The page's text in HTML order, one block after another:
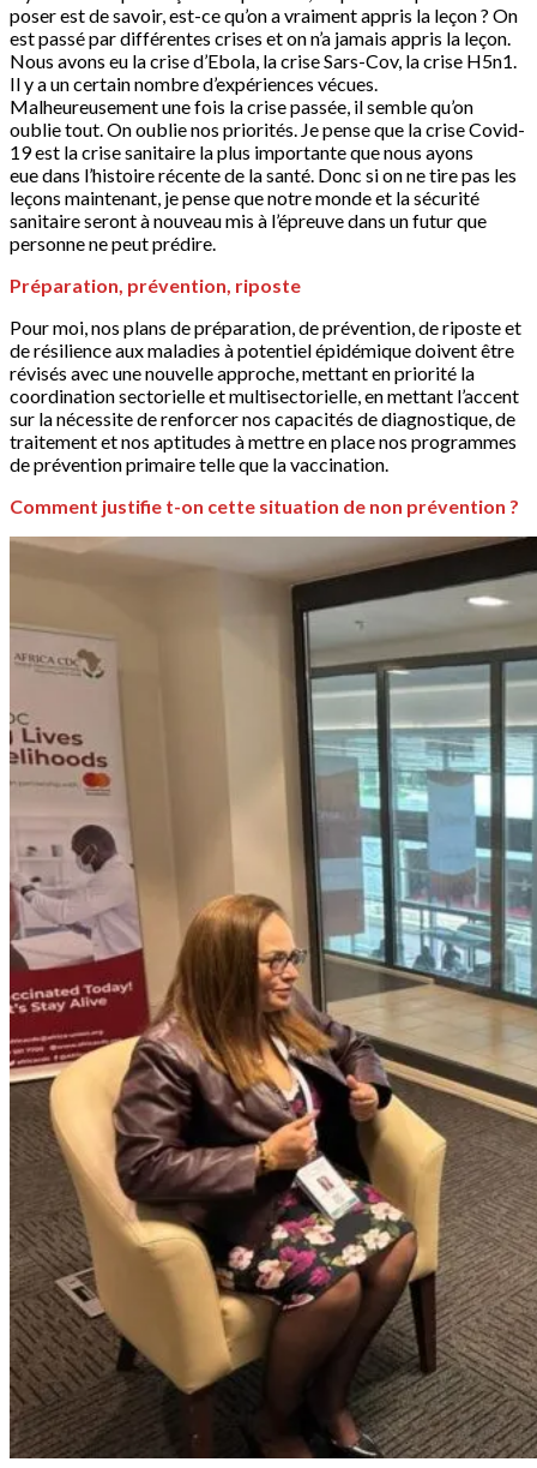
poser est de savoir, est-ce qu’on a vraiment appris la leçon ? On
est passé par différentes crises et on n’a jamais appris la leçon.
Nous avons eu la crise d’Ebola, la crise Sars-Cov, la crise H5n1.
Il y a un certain nombre d’expériences vécues.
Malheureusement une fois la crise passée, il semble qu’on
oublie tout. On oublie nos priorités. Je pense que la crise Covid-
19 est la crise sanitaire la plus importante que nous ayons
eue dans l’histoire récente de la santé. Donc si on ne tire pas les
leçons maintenant, je pense que notre monde et la sécurité
sanitaire seront à nouveau mis à l’épreuve dans un futur que
personne ne peut prédire.
Préparation, prévention, riposte
Pour moi, nos plans de préparation, de prévention, de riposte et
de résilience aux maladies à potentiel épidémique doivent être
révisés avec une nouvelle approche, mettant en priorité la
coordination sectorielle et multisectorielle, en mettant l’accent
sur la nécessite de renforcer nos capacités de diagnostique, de
traitement et nos aptitudes à mettre en place nos programmes
de prévention primaire telle que la vaccination.
Comment justifie t-on cette situation de non prévention ?